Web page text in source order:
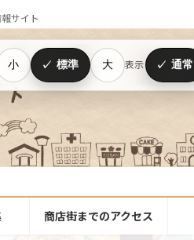
サイト
商店街までのアクセス
小 標準 大 表示 通常